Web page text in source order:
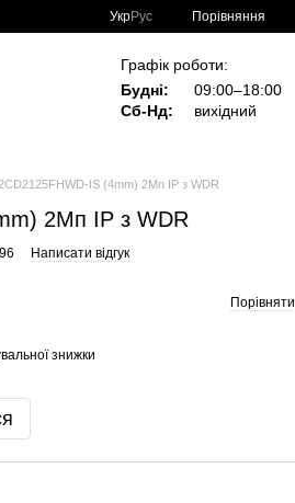
УкрРус Порівняння
Графік роботи:
Будні:
09:00–18:00
Сб-Нд:
вихідний
IS (4mm) 2Мп IP з WDR
2Мп IP з WDR
Написати відгук
Порівняти
знижки